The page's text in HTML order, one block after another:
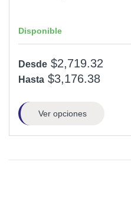
Disponible
Desde $2,719.32
Hasta $3,176.38
Ver opciones